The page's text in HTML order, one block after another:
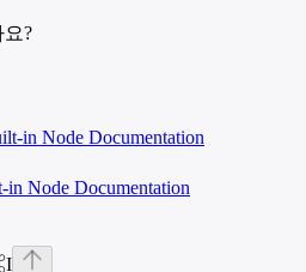
?
in Node Documentation
Node Documentation
I